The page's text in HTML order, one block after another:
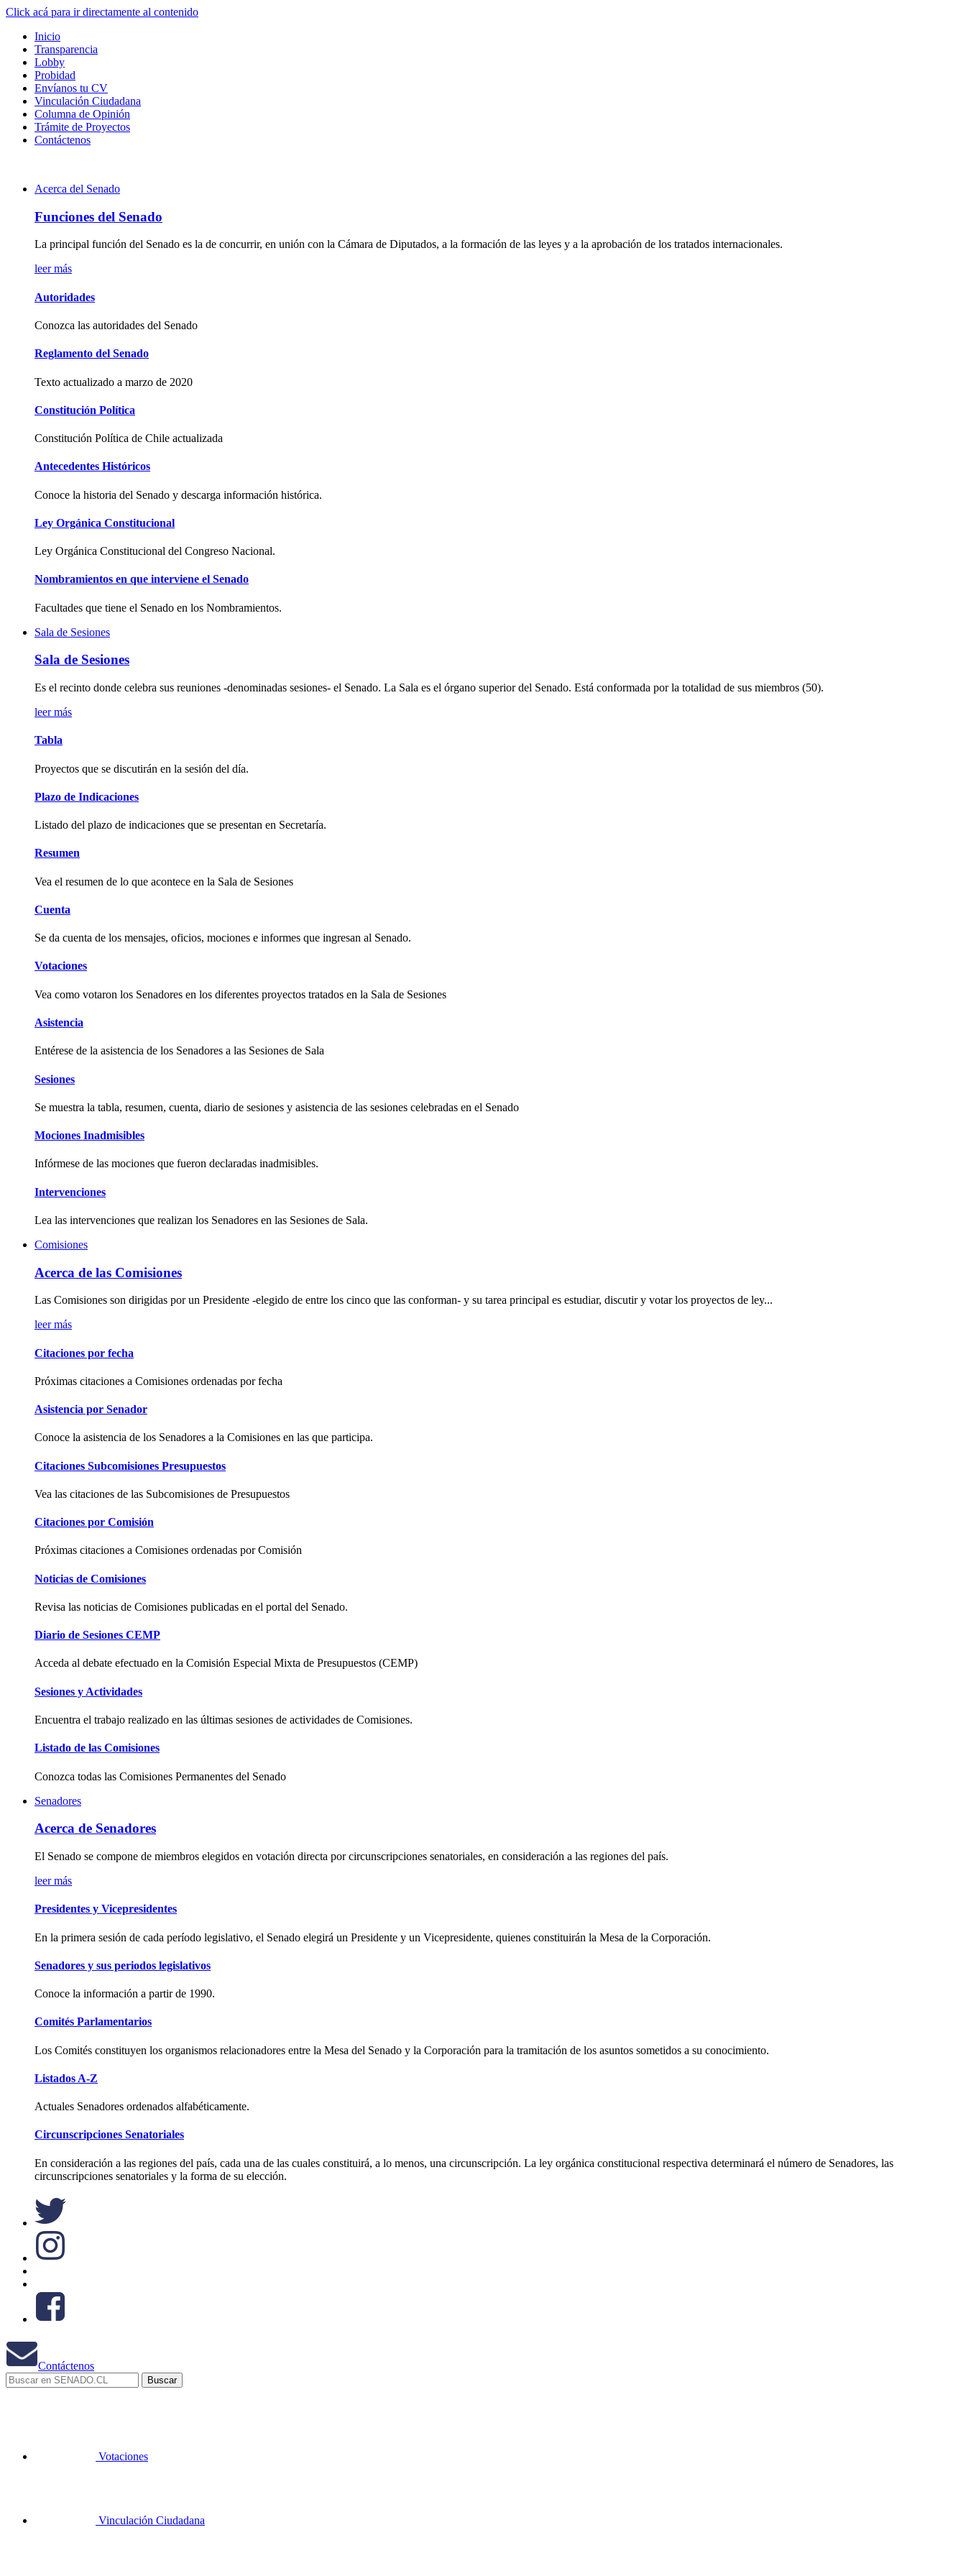
Click acá para ir directamente al contenido
Inicio
Transparencia
Lobby
Probidad
Envíanos tu CV
Vinculación Ciudadana
Columna de Opinión
Trámite de Proyectos
Contáctenos
Acerca del Senado
Funciones del Senado
La principal función del Senado es la de concurrir, en unión con la Cámara de Diputados, a la formación de las leyes y a la aprobación de los tratados internacionales.
leer más
Autoridades
Conozca las autoridades del Senado
Reglamento del Senado
Texto actualizado a marzo de 2020
Constitución Política
Constitución Política de Chile actualizada
Antecedentes Históricos
Conoce la historia del Senado y descarga información histórica.
Ley Orgánica Constitucional
Ley Orgánica Constitucional del Congreso Nacional.
Nombramientos en que interviene el Senado
Facultades que tiene el Senado en los Nombramientos.
Sala de Sesiones
Sala de Sesiones
Es el recinto donde celebra sus reuniones -denominadas sesiones- el Senado. La Sala es el órgano superior del Senado. Está conformada por la totalidad de sus miembros (50).
leer más
Tabla
Proyectos que se discutirán en la sesión del día.
Plazo de Indicaciones
Listado del plazo de indicaciones que se presentan en Secretaría.
Resumen
Vea el resumen de lo que acontece en la Sala de Sesiones
Cuenta
Se da cuenta de los mensajes, oficios, mociones e informes que ingresan al Senado.
Votaciones
Vea como votaron los Senadores en los diferentes proyectos tratados en la Sala de Sesiones
Asistencia
Entérese de la asistencia de los Senadores a las Sesiones de Sala
Sesiones
Se muestra la tabla, resumen, cuenta, diario de sesiones y asistencia de las sesiones celebradas en el Senado
Mociones Inadmisibles
Infórmese de las mociones que fueron declaradas inadmisibles.
Intervenciones
Lea las intervenciones que realizan los Senadores en las Sesiones de Sala.
Comisiones
Acerca de las Comisiones
Las Comisiones son dirigidas por un Presidente -elegido de entre los cinco que las conforman- y su tarea principal es estudiar, discutir y votar los proyectos de ley...
leer más
Citaciones por fecha
Próximas citaciones a Comisiones ordenadas por fecha
Asistencia por Senador
Conoce la asistencia de los Senadores a la Comisiones en las que participa.
Citaciones Subcomisiones Presupuestos
Vea las citaciones de las Subcomisiones de Presupuestos
Citaciones por Comisión
Próximas citaciones a Comisiones ordenadas por Comisión
Noticias de Comisiones
Revisa las noticias de Comisiones publicadas en el portal del Senado.
Diario de Sesiones CEMP
Acceda al debate efectuado en la Comisión Especial Mixta de Presupuestos (CEMP)
Sesiones y Actividades
Encuentra el trabajo realizado en las últimas sesiones de actividades de Comisiones.
Listado de las Comisiones
Conozca todas las Comisiones Permanentes del Senado
Senadores
Acerca de Senadores
El Senado se compone de miembros elegidos en votación directa por circunscripciones senatoriales, en consideración a las regiones del país.
leer más
Presidentes y Vicepresidentes
En la primera sesión de cada período legislativo, el Senado elegirá un Presidente y un Vicepresidente, quienes constituirán la Mesa de la Corporación.
Senadores y sus periodos legislativos
Conoce la información a partir de 1990.
Comités Parlamentarios
Los Comités constituyen los organismos relacionadores entre la Mesa del Senado y la Corporación para la tramitación de los asuntos sometidos a su conocimiento.
Listados A-Z
Actuales Senadores ordenados alfabéticamente.
Circunscripciones Senatoriales
En consideración a las regiones del país, cada una de las cuales constituirá, a lo menos, una circunscripción. La ley orgánica constitucional respectiva determinará el número de Senadores, las
circunscripciones senatoriales y la forma de su elección.
Contáctenos
Votaciones
Vinculación Ciudadana